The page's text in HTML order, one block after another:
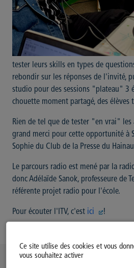
Ce site utilise des cookies et vous
vous souhaitez activer
tester leurs skills en types de
rebondir sur les réponses de l'invité,
studio pour des sessions "plateau" 3
chouette moment partagé, des élèves
Rien de tel que de tester "en vrai"
grand merci pour cette opportunité à
Sophie du Club de la Presse du
Le parcours radio est mené par la
donc Adélaïde Sanok, professeure de
référente projet radio pour l'école.
Pour écouter l'ITV, c'est ici !